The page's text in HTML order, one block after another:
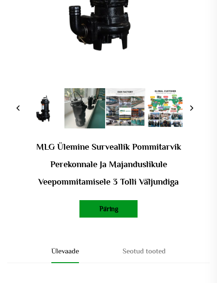
MLG Ülemine Surveallik Pommitarvik
Perekonnale Ja Majanduslikule
Veepommitamisele 3 Tolli Väljundiga
Päring
Ülevaade Seotud tooted